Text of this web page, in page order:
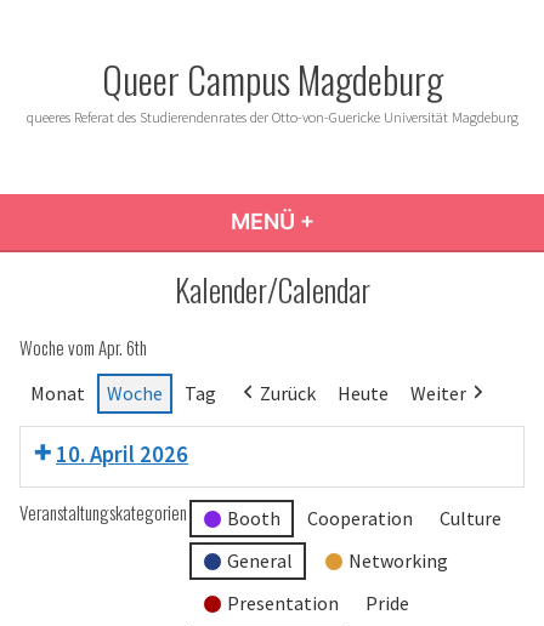
Queer Campus Magdeburg
queeres Referat des Studierendenrates der Otto-von-Guericke Universität Magdeburg
MENÜ +
Kalender/Calendar
Woche vom Apr. 6th
Monat Woche Tag Zurück Heute Weiter
10. April 2026
Veranstaltungskategorien Booth Cooperation
Culture
General
Networking
Presentation
Pride